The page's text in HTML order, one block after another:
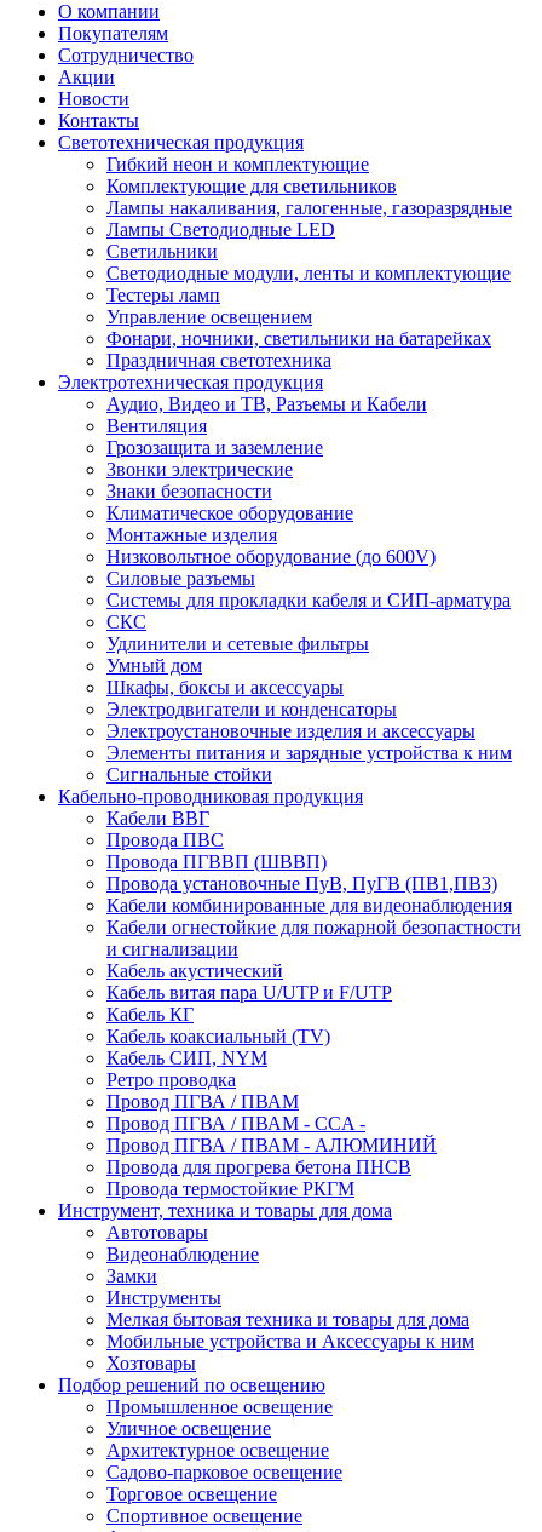
О компании
Покупателям
Сотрудничество
Акции
Новости
Контакты
Светотехническая продукция
Гибкий неон и комплектующие
Комплектующие для светильников
Лампы накаливания, галогенные, газоразрядные
Лампы Светодиодные LED
Светильники
Светодиодные модули, ленты и комплектующие
Тестеры ламп
Управление освещением
Фонари, ночники, светильники на батарейках
Праздничная светотехника
Электротехническая продукция
Аудио, Видео и ТВ, Разъемы и Кабели
Вентиляция
Грозозащита и заземление
Звонки электрические
Знаки безопасности
Климатическое оборудование
Монтажные изделия
Низковольтное оборудование (до 600V)
Силовые разъемы
Системы для прокладки кабеля и СИП-арматура
СКС
Удлинители и сетевые фильтры
Умный дом
Шкафы, боксы и аксессуары
Электродвигатели и конденсаторы
Электроустановочные изделия и аксессуары
Элементы питания и зарядные устройства к ним
Сигнальные стойки
Кабельно-проводниковая продукция
Кабели ВВГ
Провода ПВС
Провода ПГВВП (ШВВП)
Провода установочные ПуВ, ПуГВ (ПВ1,ПВ3)
Кабели комбинированные для видеонаблюдения
Кабели огнестойкие для пожарной безопастности
и сигнализации
Кабель акустический
Кабель витая пара U/UTP и F/UTP
Кабель КГ
Кабель коаксиальный (TV)
Кабель СИП, NYM
Ретро проводка
Провод ПГВА / ПВАМ
Провод ПГВА / ПВАМ - CCA -
Провод ПГВА / ПВАМ - АЛЮМИНИЙ
Провода для прогрева бетона ПНСВ
Провода термостойкие РКГМ
Инструмент, техника и товары для дома
Автотовары
Видеонаблюдение
Замки
Инструменты
Мелкая бытовая техника и товары для дома
Мобильные устройства и Аксессуары к ним
Хозтовары
Подбор решений по освещению
Промышленное освещение
Уличное освещение
Архитектурное освещение
Садово-парковое освещение
Торговое освещение
Спортивное освещение